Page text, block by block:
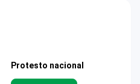
Protesto nacional